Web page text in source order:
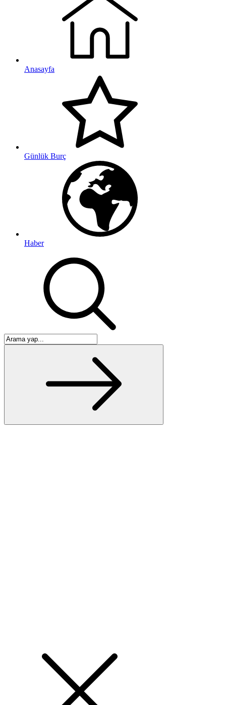
Anasayfa
Günlük Burç
Haber